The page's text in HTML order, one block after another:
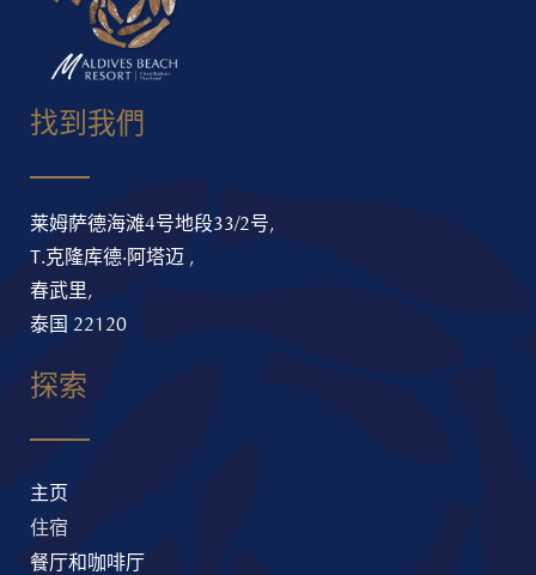
找到我們
莱姆萨德海滩4号地段33/2号,
T.克隆库德·阿塔迈 ,
春武里,
泰国 22120
探索
主页
住宿
餐厅和咖啡厅